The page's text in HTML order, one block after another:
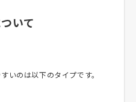
いて
いのは以下のタイプです。